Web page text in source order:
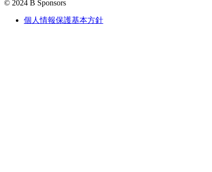
© 2024 B Sponsors
個人情報保護基本方針